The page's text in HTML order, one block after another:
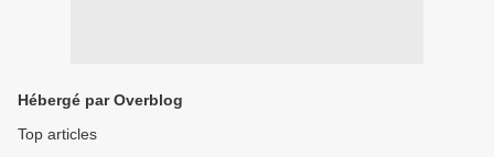
Hébergé par Overblog
Top articles